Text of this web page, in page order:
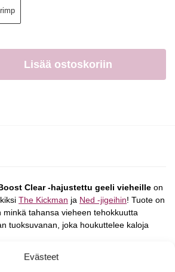
Evästeet
Lisää ostoskoriin
Clear -hajustettu geeli vieheille on
The Kickman ja Ned -jigeihin! Tuote on
minkä tahansa vieheen tehokkuutta
tuoksuvanan, joka houkuttelee kaloja
tuubi matkaan kehnon syöntipäivän